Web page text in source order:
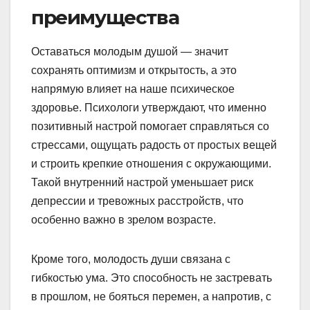
преимущества
Оставаться молодым душой — значит
сохранять оптимизм и открытость, а это
напрямую влияет на наше психическое
здоровье. Психологи утверждают, что именно
позитивный настрой помогает справляться со
стрессами, ощущать радость от простых вещей
и строить крепкие отношения с окружающими.
Такой внутренний настрой уменьшает риск
депрессии и тревожных расстройств, что
особенно важно в зрелом возрасте.
Кроме того, молодость души связана с
гибкостью ума. Это способность не застревать
в прошлом, не бояться перемен, а напротив, с